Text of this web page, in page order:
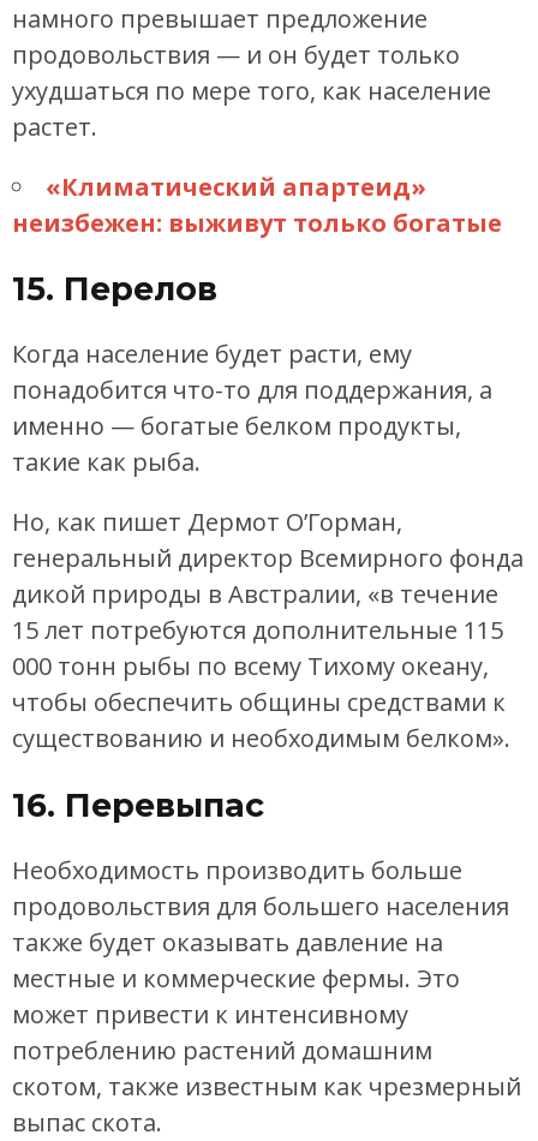
намного превышает предложение
продовольствия — и он будет только
ухудшаться по мере того, как население
растет.
«Климатический апартеид»
неизбежен: выживут только богатые
15. Перелов
Когда население будет расти, ему
понадобится что-то для поддержания, а
именно — богатые белком продукты,
такие как рыба.
Но, как пишет Дермот О’Горман,
генеральный директор Всемирного фонда
дикой природы в Австралии, «в течение
15 лет потребуются дополнительные 115
000 тонн рыбы по всему Тихому океану,
чтобы обеспечить общины средствами к
существованию и необходимым белком».
16. Перевыпас
Необходимость производить больше
продовольствия для большего населения
также будет оказывать давление на
местные и коммерческие фермы. Это
может привести к интенсивному
потреблению растений домашним
скотом, также известным как чрезмерный
выпас скота.